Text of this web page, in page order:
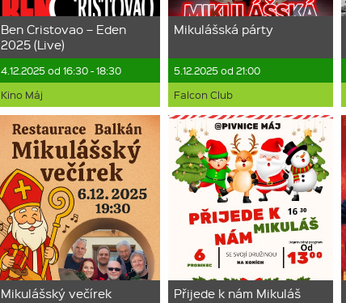
Ben Cristovao – Eden
2025 (Live)
4.12.2025 od 16:30 - 18:30
Kino Máj
Mikulášská párty
5.12.2025 od 21:00
Falcon Club
Mikulášský večírek Přijede k nám Mikuláš